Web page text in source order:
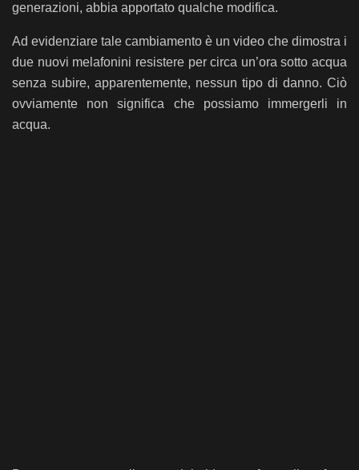
generazioni, abbia apportato qualche modifica.
Ad evidenziare tale cambiamento è un video che dimostra i
due nuovi melafonini resistere per circa un’ora sotto acqua
senza subire, apparentemente, nessun tipo di danno. Ciò
ovviamente non significa che possiamo immergerli in
acqua.